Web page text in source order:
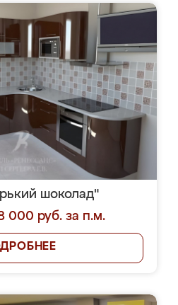
шоколад"
000 руб. за п.м.